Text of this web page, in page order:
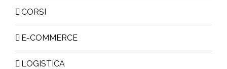
CORSI
E-COMMERCE
LOGISTICA